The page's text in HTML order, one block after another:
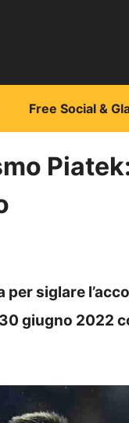
Free Social &
Piatek:
per siglare
giugno 2022